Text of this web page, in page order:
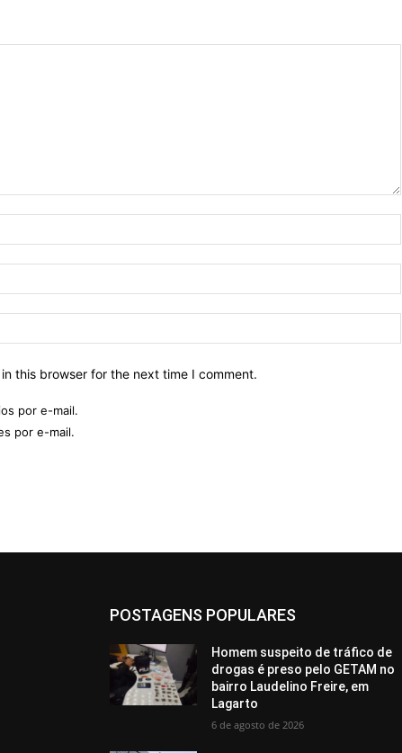
this browser for the next time I comment.
por e-mail.
por e-mail.
POSTAGENS POPULARES
Homem suspeito de tráfico de
drogas é preso pelo GETAM no
bairro Laudelino Freire, em
Lagarto
6 de agosto de 2026